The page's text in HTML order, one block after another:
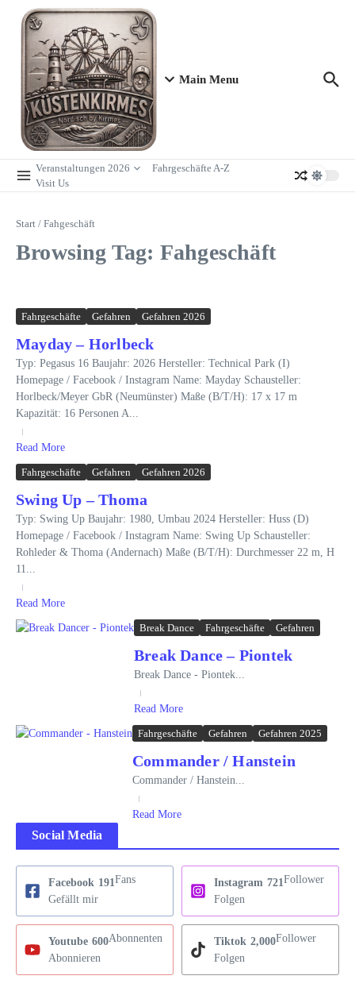
Zum Inhalt springen
Main Menu
Veranstaltungen 2026
Fahrgeschäfte A-Z
Visit Us
Start / Fahgeschäft
Browsing Tag: Fahgeschäft
Fahrgeschäfte Gefahren Gefahren 2026
Mayday – Horlbeck
Typ: Pegasus 16 Baujahr: 2026 Hersteller: Technical Park (I)
Homepage / Facebook / Instagram Name: Mayday Schausteller:
Horlbeck/Meyer GbR (Neumünster) Maße (B/T/H): 17 x 17 m
Kapazität: 16 Personen A...
Read More
Fahrgeschäfte Gefahren Gefahren 2026
Swing Up – Thoma
Typ: Swing Up Baujahr: 1980, Umbau 2024 Hersteller: Huss (D)
Homepage / Facebook / Instagram Name: Swing Up Schausteller:
Rohleder & Thoma (Andernach) Maße (B/T/H): Durchmesser 22 m, H
11...
Read More
Break Dance Fahrgeschäfte Gefahren
Break Dance – Piontek
Break Dance - Piontek...
Read More
Fahrgeschäfte Gefahren Gefahren 2025
Commander / Hanstein
Commander / Hanstein...
Read More
Social Media
Facebook 191Fans
Gefällt mir
Instagram 721Follower
Folgen
Youtube 600Abonnenten
Abonnieren
Tiktok 2,000Follower
Folgen